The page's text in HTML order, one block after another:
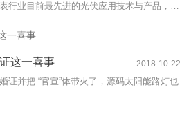
行业目前最先进的光伏应用技术与产品，被
这一喜事 2018-10-22
证并把 “官宣”体带火了，源码太阳能路灯也